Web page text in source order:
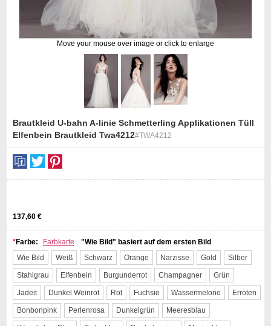
Brautkleid U-bahn A-linie Schmetterling Applikationen Tüll
Elfenbein Brautkleid Twa4212#TWA4212
137,60 €
*Farbe: Farbkarte
"Wie Bild" basiert auf dem ersten Bild
Wie Bild
Weiß Schwarz Orange Narzisse Gold Silber
Stahlgrau Elfenbein Burgunderrot Champagner Grün
Jadeit Dunkel Weinrot Rot Fuchsie Wassermelone Erröten
Bonbonpink Perlenrosa Dunkelgrün Meeresblau
Move your mouse over image or click to enlarge